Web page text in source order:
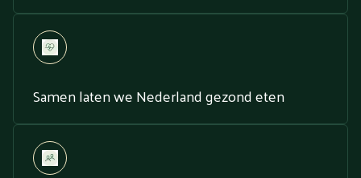
Samen laten we Nederland gezond eten